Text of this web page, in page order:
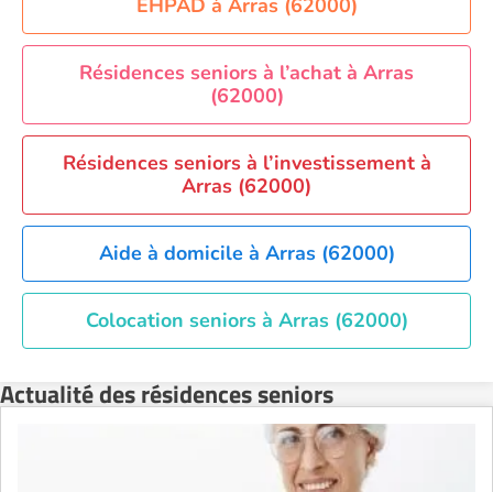
Résidence senior à la location Perpignan
Résidence senior à la location Reims
Résidence senior à la location Rennes
Résidence senior à la location Strasbourg
Résidence senior à la location Toulouse
Recherche par ville
EHPAD à Arras (62000)
Résidences seniors à l’achat à Arras
(62000)
Résidences seniors à l’investissement à
Arras (62000)
Aide à domicile à Arras (62000)
Colocation seniors à Arras (62000)
Actualité des résidences seniors